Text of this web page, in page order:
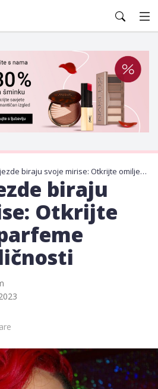
Kako zvijezde biraju svoje mirise: Otkrijte omiljene parfeme poznatih ličnosti
biraju
Otkrijte